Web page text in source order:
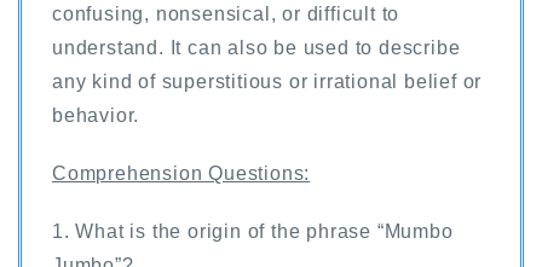
confusing, nonsensical, or difficult to
understand. It can also be used to describe
any kind of superstitious or irrational belief or
behavior.
Comprehension Questions:
1. What is the origin of the phrase “Mumbo